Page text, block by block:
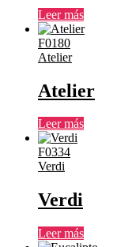
Leer más
F0180
Atelier
Atelier
Leer más
F0334
Verdi
Verdi
Leer más